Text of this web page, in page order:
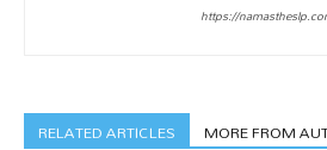
https://
RELATED ARTICLES MORE FROM